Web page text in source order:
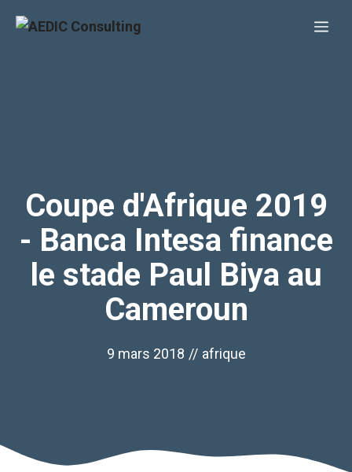
Coupe d'Afrique 2019
- Banca Intesa finance
le stade Paul Biya au
Cameroun
9 mars 2018 // afrique